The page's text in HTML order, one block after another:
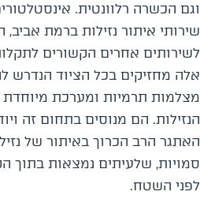
וגם הכשרה רלוונטית.
שירותי איתור נזילות ברמת אביב,
לשירותים אחרים הקשורים
אלה מחזיקים בכל הציוד הנדרש
מצלמות תרמיות ומערכת מיוחדת
הנזילות. הם מנוסים בתחום זה
האתגר הרב הכרוך באיתור של
סמויות, שלעיתים נמצאות בתוך
לפני השטח.